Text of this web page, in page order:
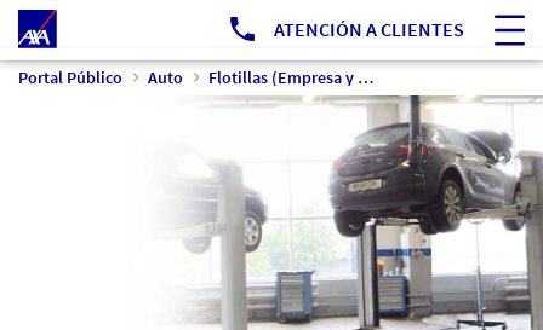
Ir a Portal Público ATENCIÓN A CLIENTES
Portal Público Auto Flotillas (Empresa y Pyme)